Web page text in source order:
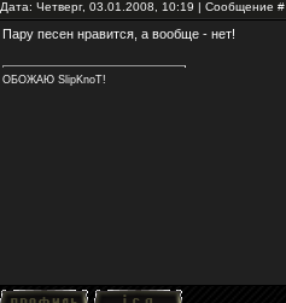
Дата: Четверг, 03.01.2008, 10:19 | Сообщение #
Пару песен нравится, а вообще - нет!
ОБОЖАЮ SlipKnoT!